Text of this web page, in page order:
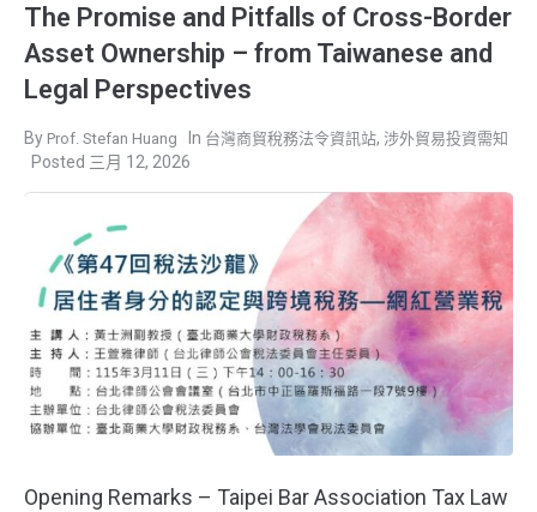
The Promise and Pitfalls of Cross-Border
Asset Ownership – from Taiwanese and
Legal Perspectives
Prof. Stefan Huang 台灣商貿稅務法令資訊站, 涉外貿易投資需知
三月 12, 2026
Opening Remarks – Taipei Bar Association Tax Law